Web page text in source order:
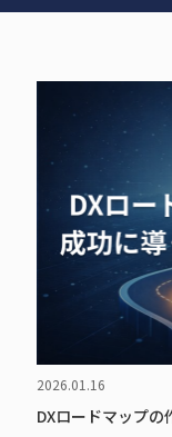
2026.01.16
DXロードマップ